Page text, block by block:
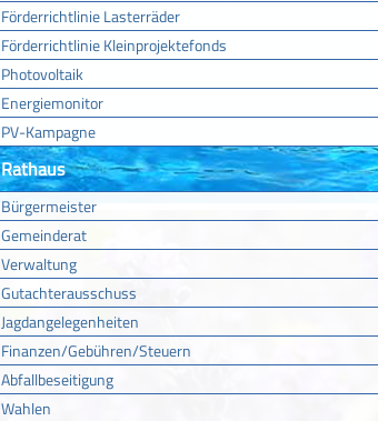
Förderrichtlinie Lasterräder
Förderrichtlinie Kleinprojektefonds
Photovoltaik
Energiemonitor
PV-Kampagne
Rathaus
Bürgermeister
Gemeinderat
Verwaltung
Gutachterausschuss
Jagdangelegenheiten
Finanzen/Gebühren/Steuern
Abfallbeseitigung
Wahlen